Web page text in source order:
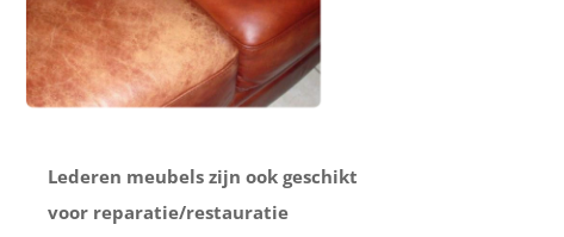
Lederen meubels zijn ook geschikt
voor reparatie/restauratie